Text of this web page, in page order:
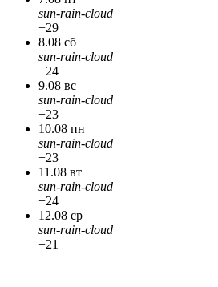
sun-rain-cloud
+29
8.08 сб
sun-rain-cloud
+24
9.08 вс
sun-rain-cloud
+23
10.08 пн
sun-rain-cloud
+23
11.08 вт
sun-rain-cloud
+24
12.08 ср
sun-rain-cloud
+21